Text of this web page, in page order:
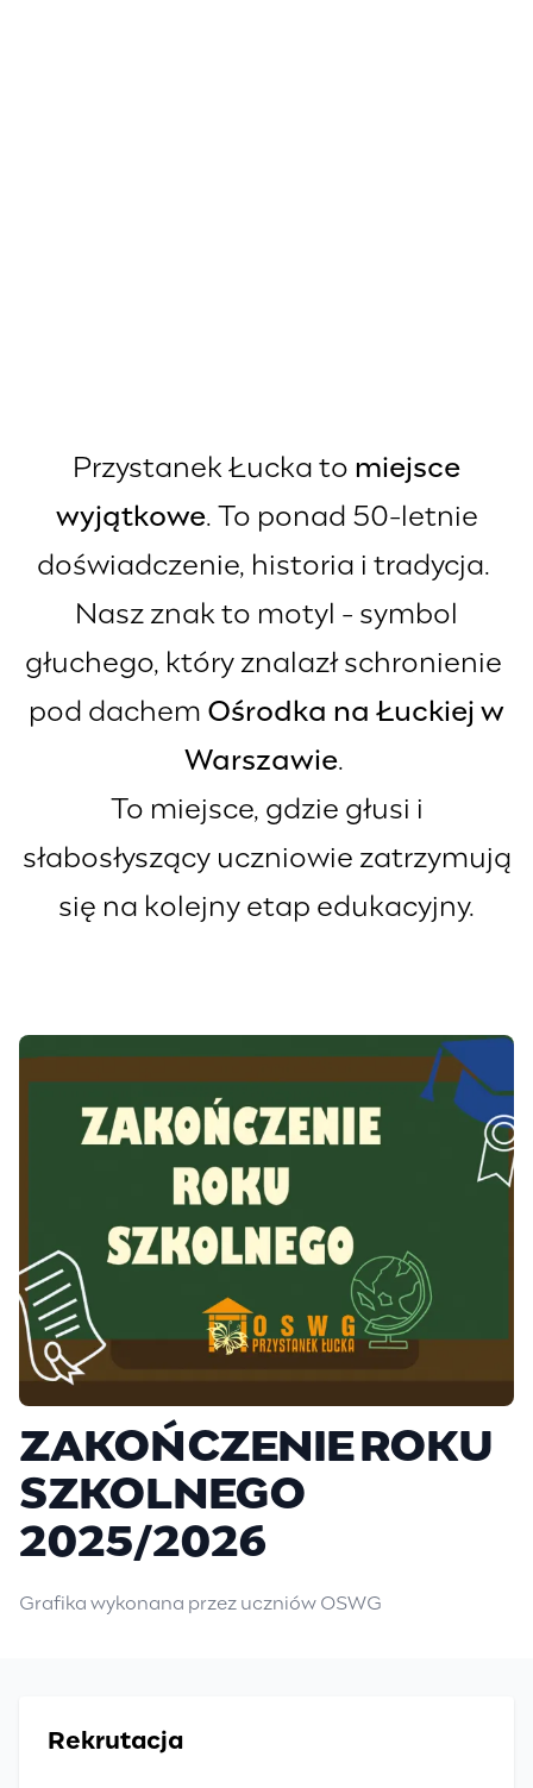
Przystanek Łucka to miejsce
wyjątkowe. To ponad 50-letnie
doświadczenie, historia i tradycja.
Nasz znak to motyl - symbol
głuchego, który znalazł schronienie
pod dachem Ośrodka na Łuckiej w
Warszawie.
To miejsce, gdzie głusi i
słabosłyszący uczniowie zatrzymują
się na kolejny etap edukacyjny.
ZAKOŃCZENIE ROKU
SZKOLNEGO
2025/2026
Grafika wykonana przez uczniów OSWG
Rekrutacja